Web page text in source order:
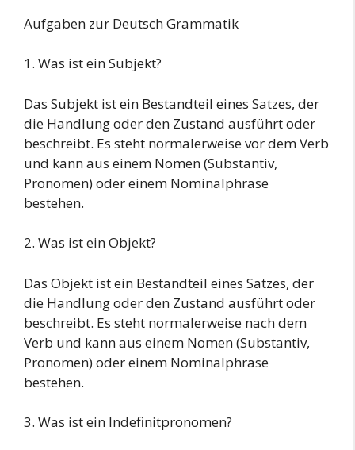
Aufgaben zur Deutsch Grammatik
1. Was ist ein Subjekt?
Das Subjekt ist ein Bestandteil eines Satzes, der
die Handlung oder den Zustand ausführt oder
beschreibt. Es steht normalerweise vor dem Verb
und kann aus einem Nomen (Substantiv,
Pronomen) oder einem Nominalphrase
bestehen.
2. Was ist ein Objekt?
Das Objekt ist ein Bestandteil eines Satzes, der
die Handlung oder den Zustand ausführt oder
beschreibt. Es steht normalerweise nach dem
Verb und kann aus einem Nomen (Substantiv,
Pronomen) oder einem Nominalphrase
bestehen.
3. Was ist ein Indefinitpronomen?